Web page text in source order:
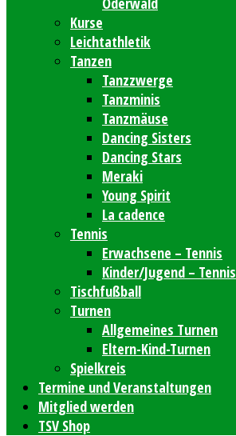
Kurse
Leichtathletik
Tanzen
Tanzzwerge
Tanzminis
Tanzmäuse
Dancing Sisters
Dancing Stars
Meraki
Young Spirit
La cadence
Tennis
Erwachsene – Tennis
Kinder/Jugend – Tennis
Tischfußball
Turnen
Allgemeines Turnen
Eltern-Kind-Turnen
Spielkreis
Termine und Veranstaltungen
Mitglied werden
TSV Shop